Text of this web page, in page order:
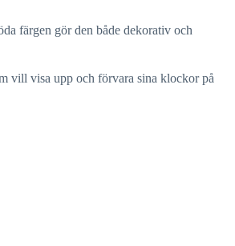
färgen gör den både dekorativ och
vill visa upp och förvara sina klockor på